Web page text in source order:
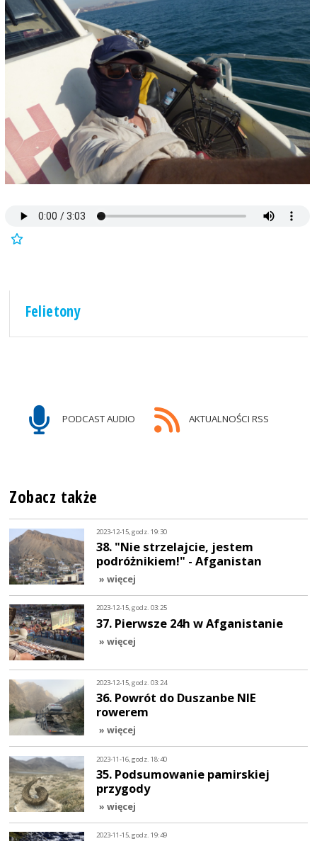
Felietony
PODCAST AUDIO AKTUALNOŚCI RSS
Zobacz także
2023-12-15, godz. 19:30
38. "Nie strzelajcie, jestem
podróżnikiem!" - Afganistan
» więcej
2023-12-15, godz. 03:25
37. Pierwsze 24h w Afganistanie
» więcej
2023-12-15, godz. 03:24
36. Powrót do Duszanbe NIE
rowerem
» więcej
2023-11-16, godz. 18:40
35. Podsumowanie pamirskiej
przygody
» więcej
2023-11-15, godz. 19:49